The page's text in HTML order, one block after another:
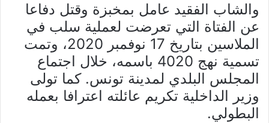
والشاب الفقيد عامل بمخبزة وقتل دفاعا
عن الفتاة التي تعرضت لعملية سلب في
الملاسين بتاريخ 17 نوفمبر 2020، وتمت
تسمية نهج 4020 باسمه، خلال اجتماع
المجلس البلدي لمدينة تونس. كما تولى
وزير الداخلية تكريم عائلته اعترافا بعمله
البطولي.